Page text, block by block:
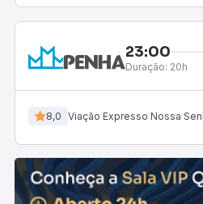
23:00
Duração: 20h
8,0 Viação Expresso Nossa